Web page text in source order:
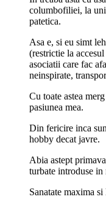
columbofiliei, la
patetica.
Asa e, si eu simt
(restrictie la
asociatii care fac
neinspirate,
Cu toate astea
pasiunea mea.
Din fericire inca
hobby decat javre.
Abia astept
turbate introduse in
Sanatate maxima